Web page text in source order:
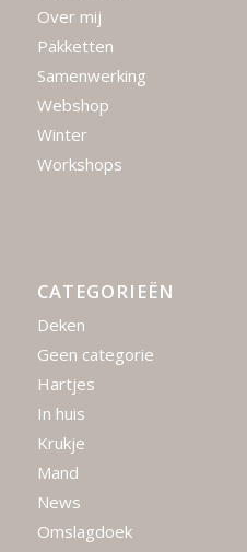
Over mij
Pakketten
Samenwerking
Webshop
Winter
Workshops
CATEGORIEËN
Deken
Geen categorie
Hartjes
In huis
Krukje
Mand
News
Omslagdoek